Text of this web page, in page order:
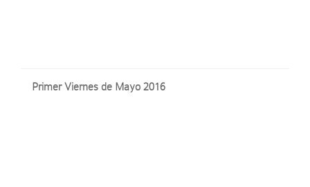
Primer Viernes de Mayo 2016